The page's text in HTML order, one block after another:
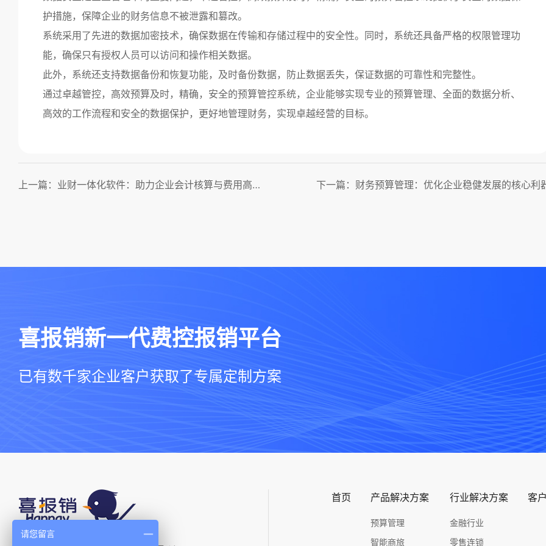
护措施，保障企业的财务信息不被泄露和篡改。
系统采用了先进的数据加密技术，确保数据在传输和存储过程中的安全性。同时，系统还具备严格的权限管理功
能，确保只有授权人员可以访问和操作相关数据。
此外，系统还支持数据备份和恢复功能，及时备份数据，防止数据丢失，保证数据的可靠性和完整性。
通过卓越管控，高效预算及时，精确，安全的预算管控系统，企业能够实现专业的预算管理、全面的数据分析、
高效的工作流程和安全的数据保护，更好地管理财务，实现卓越经营的目标。
上一篇：业财一体化软件：助力企业会计核算与费用高效管理！ 下一篇：财务预算管理：优化企业稳健发展的核心利
喜报销新一代费控报销平台
已有数千家企业客户获取了专属定制方案
首页 产品解决方案
预算管理
智能商旅
行业解决方案
金融行业
零售连锁
客
请您留言